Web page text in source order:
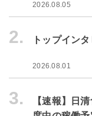
2026.08.05
2. トップイン
2026.08.01
3.
【速報】日